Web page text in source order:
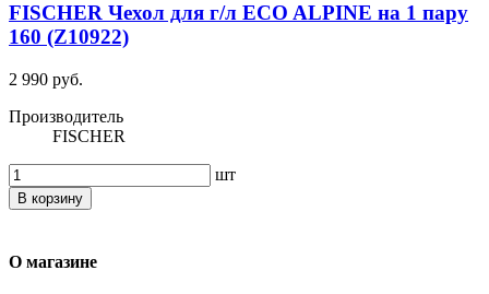
FISCHER Чехол для г/л ECO ALPINE на 1 пару
160 (Z10922)
2 990 руб.
Производитель
FISCHER
шт
В корзину
О магазине